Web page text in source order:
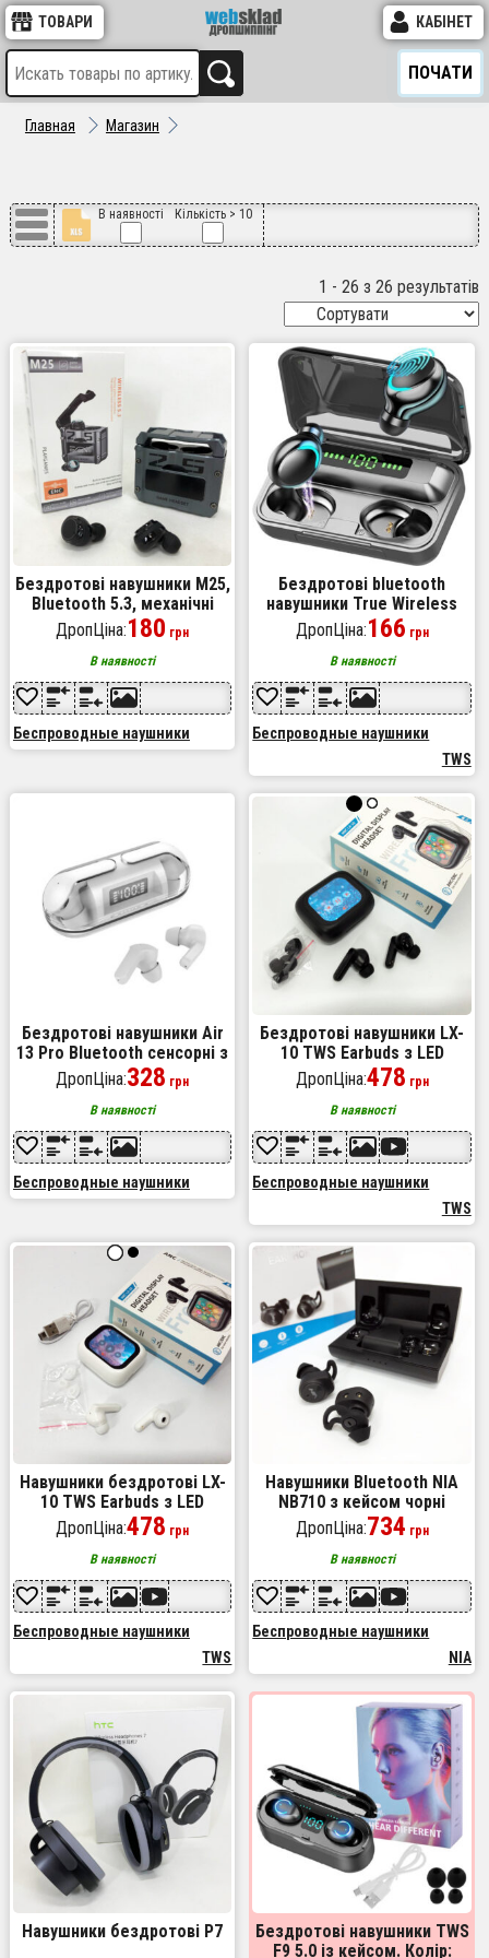
ТОВАРИ КАБІНЕТ
ПОЧАТИ
Главная Магазин
В наявності Кількість > 10
1 - 26 з 26 результатів
Бездротові навушники M25,
Bluetooth 5.3, механічні
армовані подвійного
режиму ігрові
ДропЦіна:180 грн
В наявності
Беспроводные наушники
Бездротові bluetooth
навушники True Wireless
F9-5 TWS з вбудованим
Power Bank, вакуумні
навушники
ДропЦіна:166 грн
В наявності
Беспроводные наушники
TWS
Бездротові навушники Air
13 Pro Bluetooth сенсорні з
шумопоглинанням,
навушники для бігу
ДропЦіна:328 грн
В наявності
Беспроводные наушники
Бездротові навушники LX-
10 TWS Earbuds з LED
дисплеєм Bluetooth
бездротові навушники
затички. Колір: чорний
ДропЦіна:478 грн
В наявності
Беспроводные наушники
TWS
Навушники бездротові LX-
10 TWS Earbuds з LED
дисплеєм, Bluetooth
гарнітури, Вакуумні
навушники. Колір: білий
ДропЦіна:478 грн
В наявності
Беспроводные наушники
TWS
Навушники Bluetooth NIA
NB710 з кейсом чорні
бездротові, Навушники для
тренувань сенсорні
бездротові
ДропЦіна:734 грн
В наявності
Беспроводные наушники
NIA
Навушники бездротові P7
Бездротові навушники TWS
F9 5.0 із кейсом. Колір: